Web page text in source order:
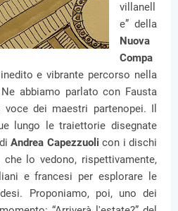
villanell
e” della
Nuova
Compa
e vibrante percorso nella
abbiamo parlato con Fausta
dei maestri partenopei. Il
lungo le traiettorie disegnate
Andrea Capezzuoli con i dischi
che lo vedono, rispettivamente,
e francesi per esplorare le
Proponiamo, poi, uno dei